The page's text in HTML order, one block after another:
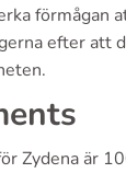
efter att
Zydena är